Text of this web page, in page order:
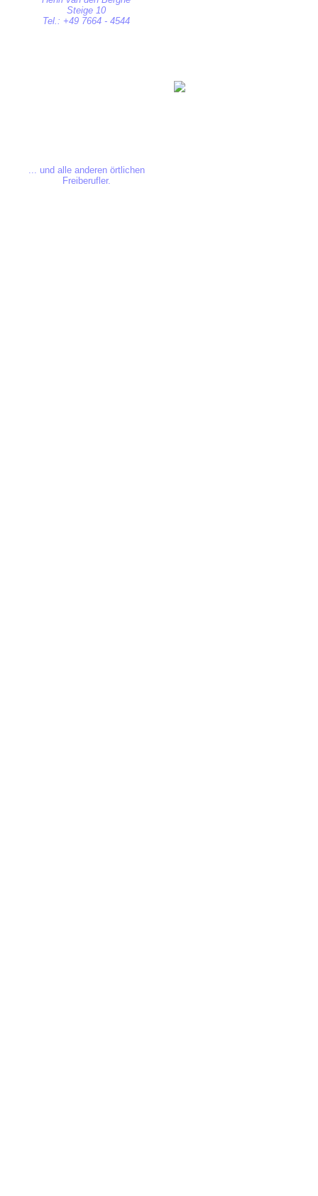
Steige 10
Tel.: +49 7664 - 4544
... und alle anderen örtlichen
Freiberufler.